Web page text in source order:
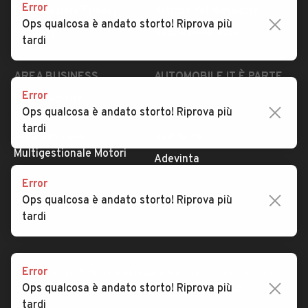
Impostazioni Privacy
Security
Valutazione auto
AREA BUSINESS
Registrazione
concessionario
Multigestionale Motori
AUTOMOBILE.IT È PARTE
subito.it
Adevinta
SEGUICI
Copyright © 2023 Marktplaats B.V. Tutti i diritti riservati.
Marktplaats B.V. - P.IVA 803.603.307.B.01
Error
Ops qualcosa è andato storto! Riprova più
tardi
Error
Ops qualcosa è andato storto! Riprova più
tardi
Error
Ops qualcosa è andato storto! Riprova più
tardi
Error
Ops qualcosa è andato storto! Riprova più
tardi